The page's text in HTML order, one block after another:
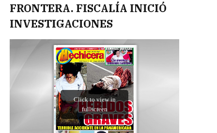
FRONTERA. FISCALÍA INICIÓ
INVESTIGACIONES